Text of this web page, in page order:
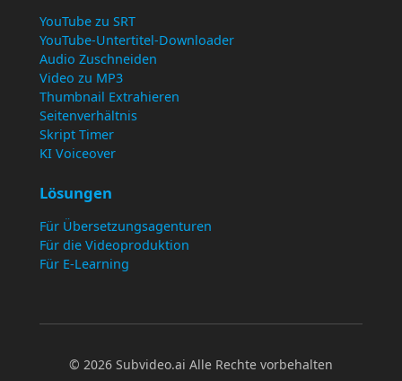
YouTube zu SRT
YouTube-Untertitel-Downloader
Audio Zuschneiden
Video zu MP3
Thumbnail Extrahieren
Seitenverhältnis
Skript Timer
KI Voiceover
Lösungen
Für Übersetzungsagenturen
Für die Videoproduktion
Für E-Learning
© 2026 Subvideo.ai Alle Rechte vorbehalten